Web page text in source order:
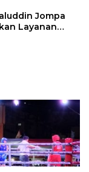
Jompa
Layanan